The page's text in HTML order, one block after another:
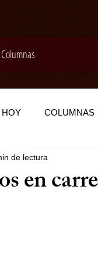
Columnas
HOY COLUMNAS
en
de lectura